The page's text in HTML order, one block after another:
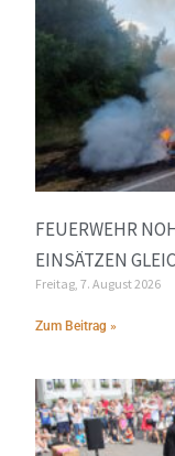
FEUERWEHR
EINSÄTZEN
Freitag, 7. August 2026
Zum Beitrag »